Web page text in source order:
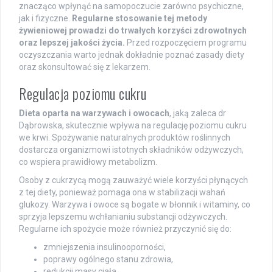
znacząco wpłynąć na samopoczucie zarówno psychiczne,
jak i fizyczne.
Regularne stosowanie tej metody
żywieniowej prowadzi do trwałych korzyści zdrowotnych
oraz lepszej jakości życia. Przed rozpoczęciem programu
oczyszczania warto jednak dokładnie poznać zasady diety
oraz skonsultować się z lekarzem.
Regulacja poziomu cukru
Dieta oparta na warzywach i owocach, jaką zaleca dr
Dąbrowska, skutecznie wpływa na regulację poziomu cukru
we krwi. Spożywanie naturalnych produktów roślinnych
dostarcza organizmowi istotnych składników odżywczych,
co wspiera prawidłowy metabolizm.
Osoby z cukrzycą mogą zauważyć wiele korzyści płynących
z tej diety, ponieważ pomaga ona w stabilizacji wahań
glukozy. Warzywa i owoce są bogate w błonnik i witaminy, co
sprzyja lepszemu wchłanianiu substancji odżywczych.
Regularne ich spożycie może również przyczynić się do:
zmniejszenia insulinooporności,
poprawy ogólnego stanu zdrowia,